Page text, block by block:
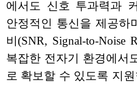
에서도 신호 투과력과
안정적인 통신을 제공하
비(SNR, Signal-to-Noise
복잡한 전자기 환경에서
로 확보할 수 있도록 지